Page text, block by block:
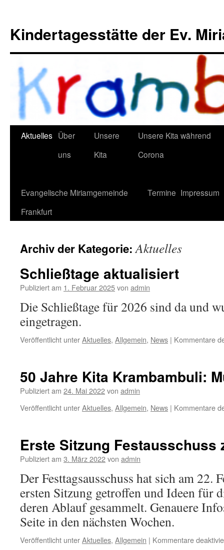
Kindertagesstätte der Ev.
Aktuelles Über
uns
Unsere
Kita
Unsere Kita während
Corona
Evangelische Miriamgemeinde
Frankfurt
Termine Impressum
Archiv der Kategorie:Aktuelles
Schließtage aktualisiert
Publiziert am 1. Februar 2025von admin
Die Schließtage für 2026 sind da und
eingetragen.
Veröffentlicht unterAktuelles, Allgemein, News | Kommentare
50 Jahre Kita Krambambuli:
Publiziert am 24. Mai 2022von admin
Veröffentlicht unterAktuelles, Allgemein, News | Kommentare
Erste Sitzung Festausschuss
Publiziert am 3. März 2022von admin
Der Festtagsausschuss hat sich am 22.
ersten Sitzung getroffen und Ideen für
deren Ablauf gesammelt. Genauere
Seite in den nächsten Wochen.
Veröffentlicht unterAktuelles, Allgemein | Kommentare